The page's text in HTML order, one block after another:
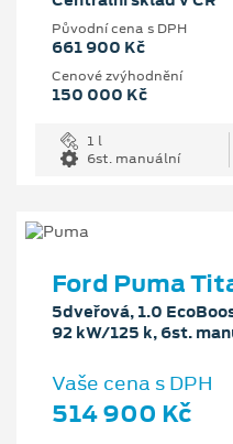
Původní cena s DPH
661 900 Kč
Cenové zvýhodnění
150 000 Kč
1 l
6st. manuální
Ford Puma
5dveřová, 1.0
92 kW/125 k, 6st.
Vaše cena s DPH
514 900 Kč